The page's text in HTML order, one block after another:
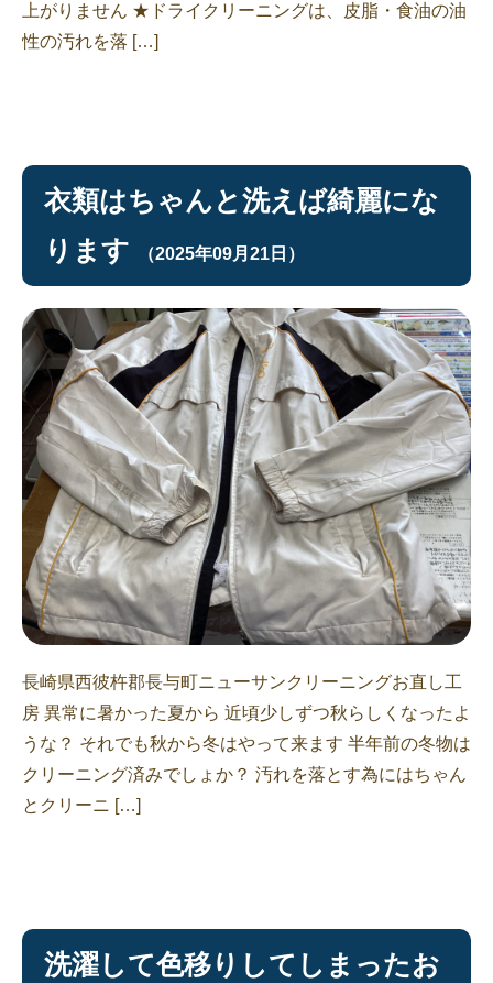
上がりません ★ドライクリーニングは、皮脂・食油の油
性の汚れを落 […]
衣類はちゃんと洗えば綺麗にな
ります
（2025年09月21日）
長崎県西彼杵郡長与町ニューサンクリーニングお直し工
房 異常に暑かった夏から 近頃少しずつ秋らしくなったよ
うな？ それでも秋から冬はやって来ます 半年前の冬物は
クリーニング済みでしょか？ 汚れを落とす為にはちゃん
とクリーニ […]
洗濯して色移りしてしまったお